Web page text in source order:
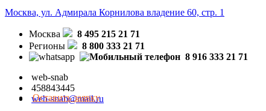
Москва, ул. Адмирала Корнилова владение 60, стр. 1
Москва
8 495 215 21 71
Регионы
8 800 333 21 71
8 916 333 21 71
web-snab
458843445
web-snab@mail.ru
Оставить заявку